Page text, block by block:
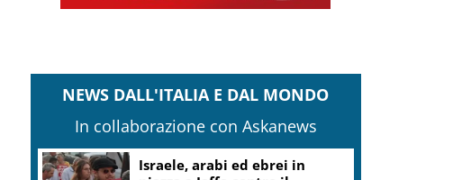
NEWS DALL'ITALIA E DAL MONDO
In collaborazione con Askanews
Israele, arabi ed ebrei in